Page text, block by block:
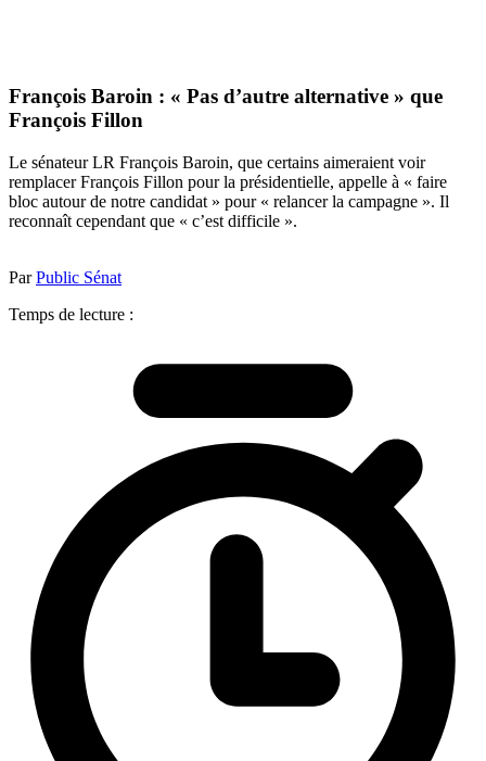
François Baroin : « Pas d’autre alternative » que
François Fillon
Le sénateur LR François Baroin, que certains aimeraient voir
remplacer François Fillon pour la présidentielle, appelle à « faire
bloc autour de notre candidat » pour « relancer la campagne ». Il
reconnaît cependant que « c’est difficile ».
ParPublic Sénat
Temps de lecture :